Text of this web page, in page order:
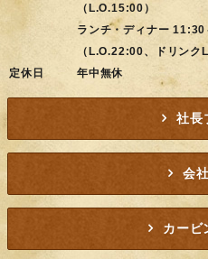
（L.O.15:00）
ランチ・ディナー
（L.O.22:00、ドリンク
定休日
年中無休
社長
会
カービ